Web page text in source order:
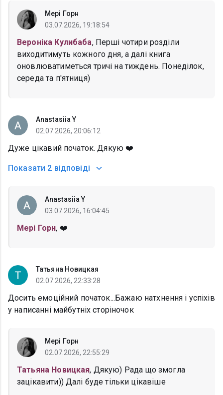
Мері Горн
03.07.2026, 19:18:54
Вероніка Кулибаба, Перші чотири розділи
виходитимуть кожного дня, а далі книга
оновлюватиметься тричі на тиждень. Понеділок,
середа та п'ятниця)
Anastasiia Y
02.07.2026, 20:06:12
Дуже цікавий початок. Дякую ❤️
Показати 2 відповіді
Anastasiia Y
03.07.2026, 16:04:45
Мері Горн, ❤️
Татьяна Новицкая
02.07.2026, 22:33:28
Досить емоційний початок...Бажаю натхнення і успіхів
у написанні майбутніх сторіночок
Мері Горн
02.07.2026, 22:55:29
Татьяна Новицкая, Дякую) Рада що змогла
зацікавити)) Далі буде тільки цікавіше